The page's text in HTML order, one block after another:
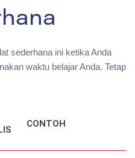
sederhana ini ketika Anda
waktu belajar Anda. Tetap
CONTOH